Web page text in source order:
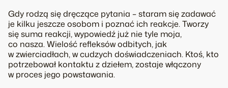
Gdy rodzą się dręczące pytania – staram się zadawać
je kilku jeszcze osobom i poznać ich reakcje. Tworzy
się suma reakcji, wypowiedź już nie tyle moja,
co nasza. Wielość refleksów odbitych, jak
w zwierciadłach, w cudzych doświadczeniach. Ktoś, kto
potrzebował kontaktu z dziełem, zostaje włączony
w proces jego powstawania.